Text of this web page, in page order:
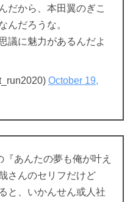
だから、本田翼のぎこ
んだろうな。
議に魅力があるんだよ
October 19,
『あんたの夢も俺が叶え
さんのセリフだけど
と、いかんせん或人社